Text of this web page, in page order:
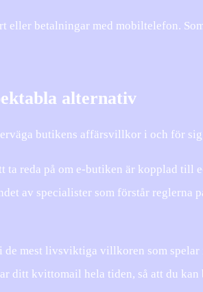
eller betalningar med mobiltelefon.
alternativ
butikens affärsvillkor i och för
reda på om e-butiken är kopplad till
av specialister som förstår reglerna
de mest livsviktiga villkoren som
ditt kvittomail hela tiden, så att du